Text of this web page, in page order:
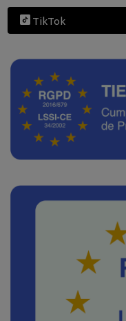
TikTok